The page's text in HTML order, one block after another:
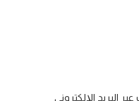
البريد الإلكتروني